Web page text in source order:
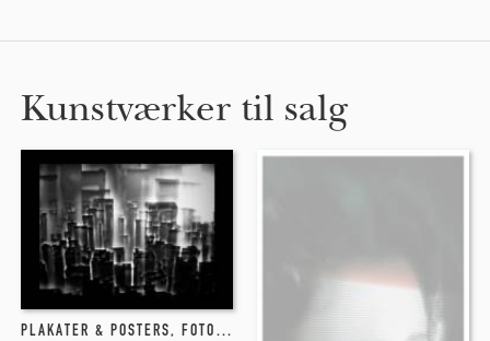
Kunstværker til salg
PLAKATER & POSTERS, FOTOGRAFI